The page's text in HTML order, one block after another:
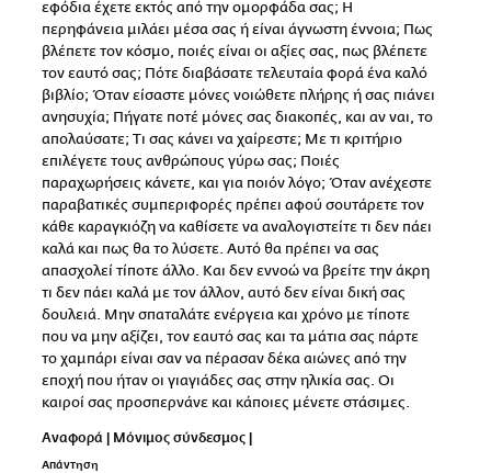
εφόδια έχετε εκτός από την ομορφάδα σας; Η
περηφάνεια μιλάει μέσα σας ή είναι άγνωστη έννοια; Πως
βλέπετε τον κόσμο, ποιές είναι οι αξίες σας, πως βλέπετε
τον εαυτό σας; Πότε διαβάσατε τελευταία φορά ένα καλό
βιβλίο; Όταν είσαστε μόνες νοιώθετε πλήρης ή σας πιάνει
ανησυχία; Πήγατε ποτέ μόνες σας διακοπές, και αν ναι, το
απολαύσατε; Τι σας κάνει να χαίρεστε; Με τι κριτήριο
επιλέγετε τους ανθρώπους γύρω σας; Ποιές
παραχωρήσεις κάνετε, και για ποιόν λόγο; Όταν ανέχεστε
παραβατικές συμπεριφορές πρέπει αφού σουτάρετε τον
κάθε καραγκιόζη να καθίσετε να αναλογιστείτε τι δεν πάει
καλά και πως θα το λύσετε. Αυτό θα πρέπει να σας
απασχολεί τίποτε άλλο. Και δεν εννοώ να βρείτε την άκρη
τι δεν πάει καλά με τον άλλον, αυτό δεν είναι δική σας
δουλειά. Μην σπαταλάτε ενέργεια και χρόνο με τίποτε
που να μην αξίζει, τον εαυτό σας και τα μάτια σας πάρτε
το χαμπάρι είναι σαν να πέρασαν δέκα αιώνες από την
εποχή που ήταν οι γιαγιάδες σας στην ηλικία σας. Οι
καιροί σας προσπερνάνε και κάποιες μένετε στάσιμες.
Αναφορά Μόνιμος σύνδεσμος
Απάντηση